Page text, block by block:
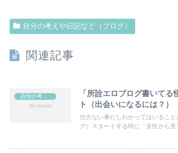
自分の考えや日記など（ブログ）
関連記事
自分の考えや日記など（ブログ）
「所詮エロブログ書いて
ト（出会いになるには？）
仕方ない事だしわかってはいるこ
グ）スタートする時に「女性から見